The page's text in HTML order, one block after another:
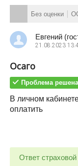
Без оценки
Евгений
21.08.2023
Осаго
Проблема
В личном
оплатить
Ответ